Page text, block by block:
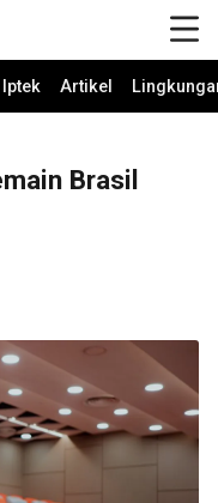
Iptek Artikel
Brasil